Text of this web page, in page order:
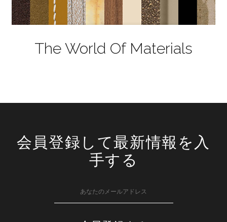
The World Of Materials
会員登録して最新情報を入
手する